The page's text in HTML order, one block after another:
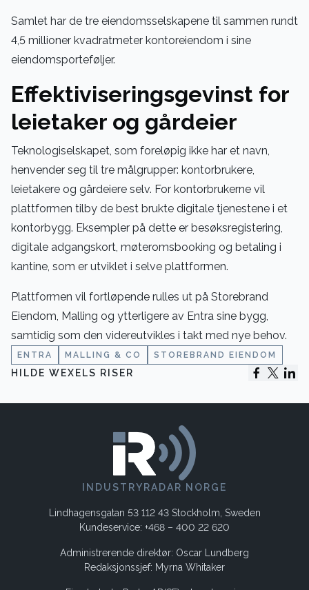
Samlet har de tre eiendomsselskapene til sammen rundt
4,5 millioner kvadratmeter kontoreiendom i sine
eiendomsporteføljer.
Effektiviseringsgevinst for
leietaker og gårdeier
Teknologiselskapet, som foreløpig ikke har et navn,
henvender seg til tre målgrupper: kontorbrukere,
leietakere og gårdeiere selv. For kontorbrukerne vil
plattformen tilby de best brukte digitale tjenestene i et
kontorbygg. Eksempler på dette er besøksregistering,
digitale adgangskort, møteromsbooking og betaling i
kantine, som er utviklet i selve plattformen.
Plattformen vil fortløpende rulles ut på Storebrand
Eiendom, Malling og ytterligere av Entra sine bygg,
samtidig som den videreutvikles i takt med nye behov.
ENTRA MALLING & CO STOREBRAND EIENDOM
HILDE WEXELS RISER
INDUSTRYRADAR NORGE
Lindhagensgatan 53 112 43 Stockholm, Sweden
Kundeservice: +468 – 400 22 620
Administrerende direktør: Oscar Lundberg
Redaksjonssjef: Myrna Whitaker